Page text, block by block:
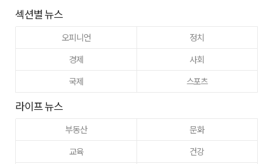
섹션별 뉴스
오피니언
정치
경제
사회
국제
스포츠
라이프 뉴스
부동산
문화
교육
건강